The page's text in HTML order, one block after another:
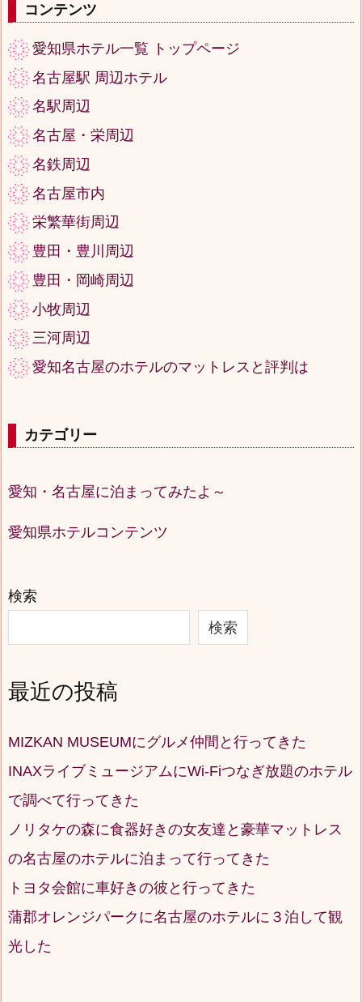
コンテンツ
愛知県ホテル一覧 トップページ
名古屋駅 周辺ホテル
名駅周辺
名古屋・栄周辺
名鉄周辺
名古屋市内
栄繁華街周辺
豊田・豊川周辺
豊田・岡崎周辺
小牧周辺
三河周辺
愛知名古屋のホテルのマットレスと評判は
カテゴリー
愛知・名古屋に泊まってみたよ～
愛知県ホテルコンテンツ
検索
検索
最近の投稿
MIZKAN MUSEUMにグルメ仲間と行ってきた
INAXライブミュージアムにWi-Fiつなぎ放題のホテル
で調べて行ってきた
ノリタケの森に食器好きの女友達と豪華マットレス
の名古屋のホテルに泊まって行ってきた
トヨタ会館に車好きの彼と行ってきた
蒲郡オレンジパークに名古屋のホテルに３泊して観
光した